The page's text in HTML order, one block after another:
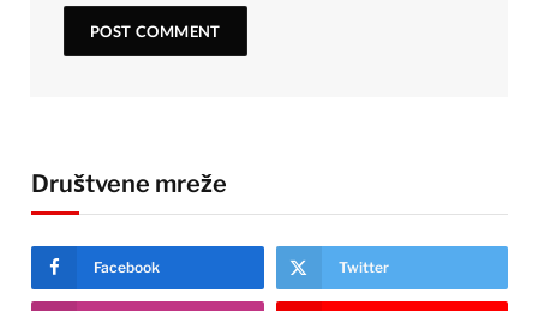
Društvene mreže
Facebook Twitter